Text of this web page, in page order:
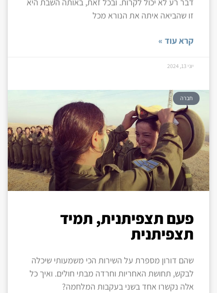
דבר רע לא יכול לקרות. ובכל זאת, באותה השבת היא
זו שהביאה איתה את הנורא מכל
קרא עוד »
יוני 13, 2024
חברה
פעם תצפיתנית, תמיד
תצפיתנית
שהם דורון מספרת על השירות הכי משמעותי שיכלה
לבקש, תחושת האחריות וחרדה מבתי חולים. ואיך כל
אלה נקשרו אחד בשני בעקבות המלחמה?